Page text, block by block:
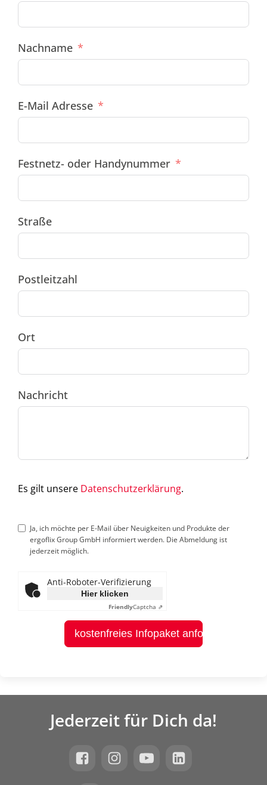
Nachname
E-Mail Adresse
Festnetz- oder Handynummer
Straße
Postleitzahl
Ort
Nachricht
Es gilt unsere Datenschutzerklärung.
Ja, ich möchte per E-Mail über Neuigkeiten und Produkte der
ergoflix Group GmbH informiert werden. Die Abmeldung ist
jederzeit möglich.
Anti-Roboter-Verifizierung
Hier klicken
FriendlyCaptcha ⇗
kostenfreies Infopaket anfordern
Jederzeit für Dich da!